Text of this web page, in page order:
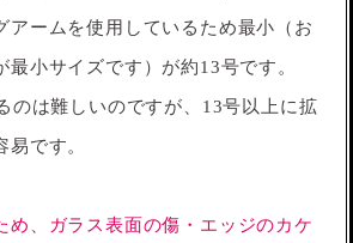
アームを使用しているため最小（お
最小サイズです）が約13号です。
のは難しいのですが、13号以上に拡
易です。
め、ガラス表面の傷・エッジのカケ